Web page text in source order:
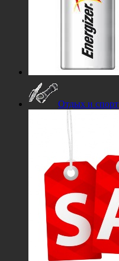
Отдых и спорт